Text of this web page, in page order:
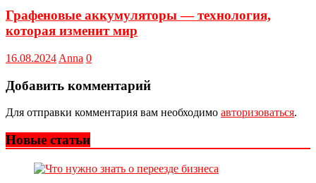
Графеновые аккумуляторы — технология,
которая изменит мир
16.08.2024 Anna 0
Добавить комментарий
Для отправки комментария вам необходимо авторизоваться.
Новые статьи